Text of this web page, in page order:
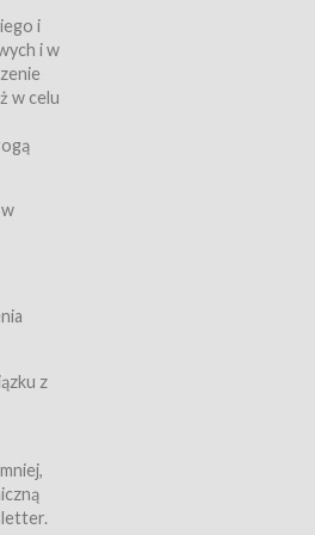
z
i
i w
w celu
z